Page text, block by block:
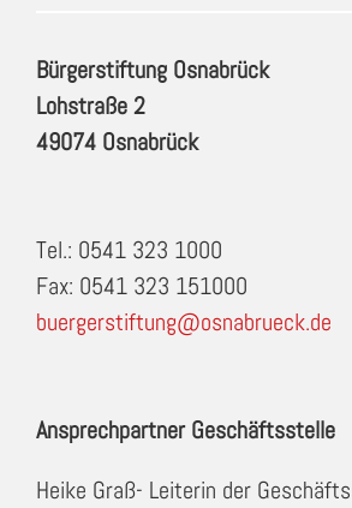
Bürgerstiftung Osnabrück
Lohstraße 2
49074 Osnabrück
Tel.: 0541 323 1000
Fax: 0541 323 151000
buergerstiftung@osnabrueck.de
Ansprechpartner Geschäftsstelle
Heike Graß- Leiterin der